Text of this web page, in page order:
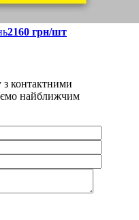
2160 грн/шт
з контактними
найближчим